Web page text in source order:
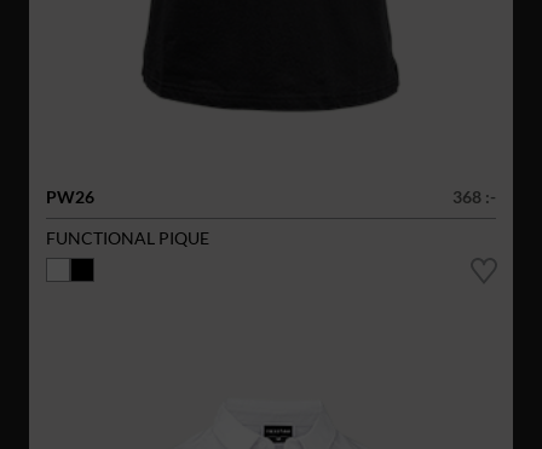
PW26
368 :-
FUNCTIONAL PIQUE